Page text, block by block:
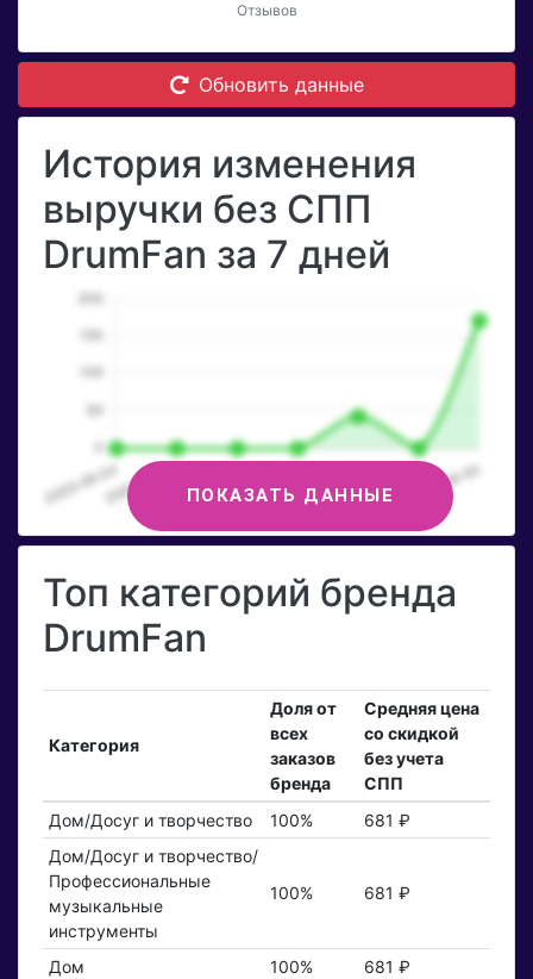
Отзывов
Обновить данные
История изменения
выручки без СПП
DrumFan за 7 дней
ПОКАЗАТЬ ДАННЫЕ
Топ категорий бренда
DrumFan
Категория
Доля от
всех
заказов
бренда
Средняя цена
со скидкой
без учета
СПП
Дом/Досуг и творчество
100%
681 ₽
Дом/Досуг и творчество/
Профессиональные
музыкальные
инструменты
100% 681 ₽
Дом 100%
681 ₽